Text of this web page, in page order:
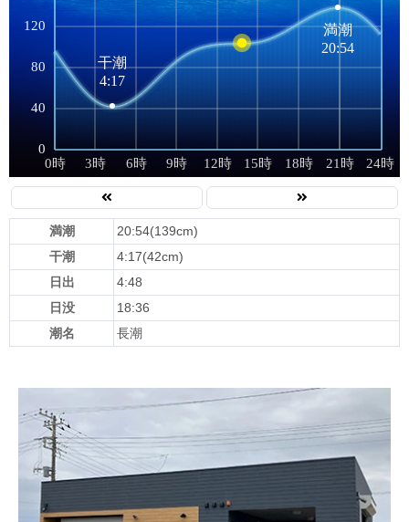
満潮
20:54(139cm)
干潮
4:17(42cm)
日出
4:48
日没
18:36
潮名
長潮